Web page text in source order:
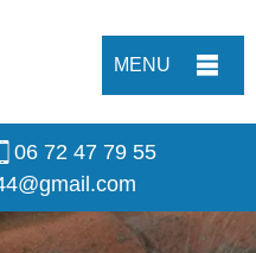
MENU
06 72 47 79 55